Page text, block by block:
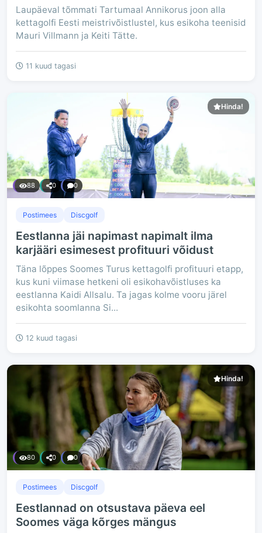
Laupäeval tõmmati Tartumaal Annikorus joon alla
kettagolfi Eesti meistrivõistlustel, kus esikoha teenisid
Mauri Villmann ja Keiti Tätte.
11 kuud tagasi
Hinda!
88 0 0
Postimees Discgolf
Eestlanna jäi napimast napimalt ilma
karjääri esimesest profituuri võidust
Täna lõppes Soomes Turus kettagolfi profituuri etapp,
kus kuni viimase hetkeni oli esikohavõistluses ka
eestlanna Kaidi Allsalu. Ta jagas kolme vooru järel
esikohta soomlanna Si...
12 kuud tagasi
Hinda!
80 0 0
Postimees Discgolf
Eestlannad on otsustava päeva eel
Soomes väga kõrges mängus